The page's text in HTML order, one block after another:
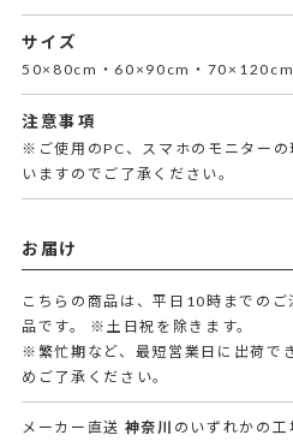
サイズ
50×80cm・60×90cm・70×120cm
注意事項
※ご使用のPC、スマホのモニター
いますのでご了承ください。
お届け
こちらの商品は、平日10時までの
品です。
※土日祝を除きます。
※繁忙期など、最短営業日に出荷で
めご了承ください。
メーカー直送 神奈川 のいずれかの